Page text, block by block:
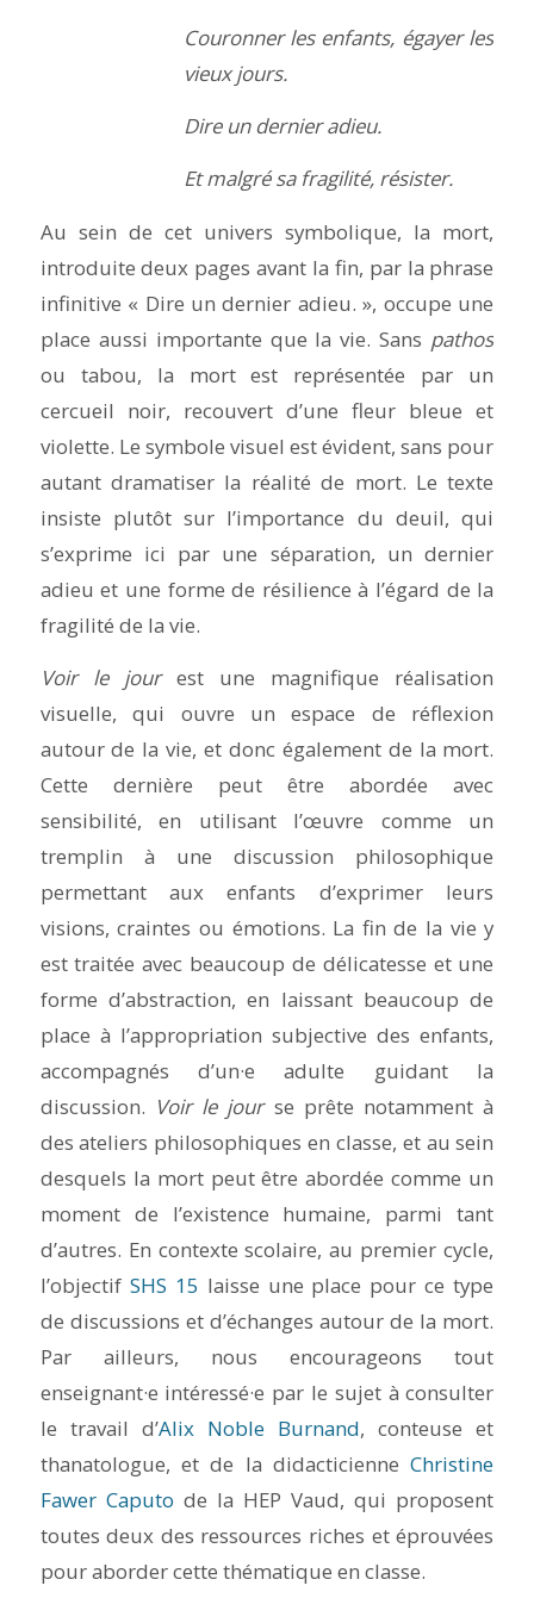
Couronner les enfants, égayer les
vieux jours.
Dire un dernier adieu.
Et malgré sa fragilité, résister.
Au sein de cet univers symbolique, la mort,
introduite deux pages avant la fin, par la phrase
infinitive « Dire un dernier adieu. », occupe une
place aussi importante que la vie. Sans pathos
ou tabou, la mort est représentée par un
cercueil noir, recouvert d’une fleur bleue et
violette. Le symbole visuel est évident, sans pour
autant dramatiser la réalité de mort. Le texte
insiste plutôt sur l’importance du deuil, qui
s’exprime ici par une séparation, un dernier
adieu et une forme de résilience à l’égard de la
fragilité de la vie.
Voir le jour est une magnifique réalisation
visuelle, qui ouvre un espace de réflexion
autour de la vie, et donc également de la mort.
Cette dernière peut être abordée avec
sensibilité, en utilisant l’œuvre comme un
tremplin à une discussion philosophique
permettant aux enfants d’exprimer leurs
visions, craintes ou émotions. La fin de la vie y
est traitée avec beaucoup de délicatesse et une
forme d’abstraction, en laissant beaucoup de
place à l’appropriation subjective des enfants,
accompagnés d’un·e adulte guidant la
discussion. Voir le jour se prête notamment à
des ateliers philosophiques en classe, et au sein
desquels la mort peut être abordée comme un
moment de l’existence humaine, parmi tant
d’autres. En contexte scolaire, au premier cycle,
l’objectif SHS 15 laisse une place pour ce type
de discussions et d’échanges autour de la mort.
Par ailleurs, nous encourageons tout
enseignant·e intéressé·e par le sujet à consulter
le travail d’Alix Noble Burnand, conteuse et
thanatologue, et de la didacticienneChristine
Fawer Caputo de la HEP Vaud, qui proposent
toutes deux des ressources riches et éprouvées
pour aborder cette thématique en classe.